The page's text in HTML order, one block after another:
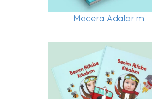
Macera Adalarım